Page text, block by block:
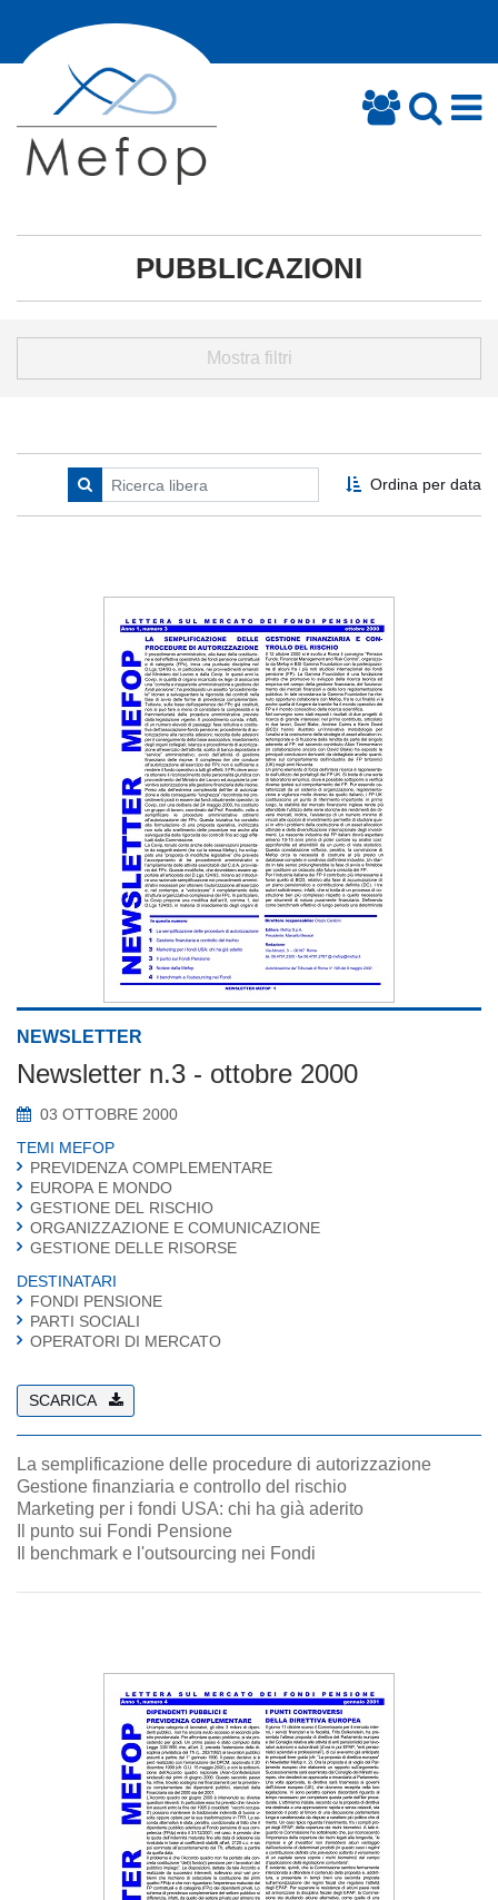
PUBBLICAZIONI
Mostra filtri
Ordina per data
NEWSLETTER
Newsletter n.3 - ottobre 2000
03 OTTOBRE 2000
TEMI MEFOP
PREVIDENZA COMPLEMENTARE
EUROPA E MONDO
GESTIONE DEL RISCHIO
ORGANIZZAZIONE E COMUNICAZIONE
GESTIONE DELLE RISORSE
DESTINATARI
FONDI PENSIONE
PARTI SOCIALI
OPERATORI DI MERCATO
SCARICA
La semplificazione delle procedure di autorizzazione
Gestione finanziaria e controllo del rischio
Marketing per i fondi USA: chi ha già aderito
Il punto sui Fondi Pensione
Il benchmark e l'outsourcing nei Fondi